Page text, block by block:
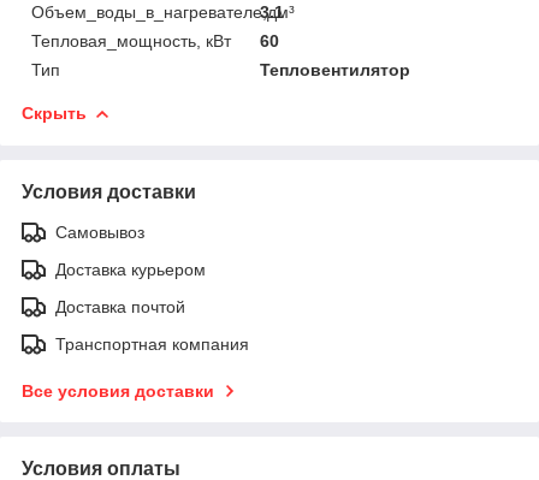
Объем_воды_в_нагревателе,дм³
3.1
Тепловая_мощность, кВт
60
Тип
Тепловентилятор
Скрыть
Условия доставки
Самовывоз
Доставка курьером
Доставка почтой
Транспортная компания
Все условия доставки
Условия оплаты